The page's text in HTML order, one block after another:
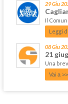
29 Giu
Il
Leggi
08 Giu
21
Una
Vai a >>